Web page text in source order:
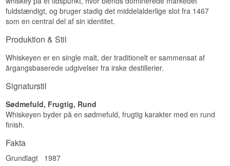
Navn: Knappogue Castle 14 år
Destilleri:Knappogue Castle
Region/Land: County Clare, Irland
ABV: 40 %
Størrelse: 70 CL
Fadtype: Brugte bourbon- og sherryfade (Twin
Smagsprofil
Rund · Afbalanceret · Kornsød · Let sherrypræget
fuldstændigt, og bruger stadig det middelalderlige slot fra 1467
som en central del af sin identitet.
Produktion & Stil
Whiskeyen er en single malt, der traditionelt er sammensat af
årgangsbaserede udgivelser fra irske destillerier.
Signaturstil
Sødmefuld, Frugtig, Rund
Whiskeyen byder på en sødmefuld, frugtig karakter med en rund
finish.
Fakta
Grundlagt
1987